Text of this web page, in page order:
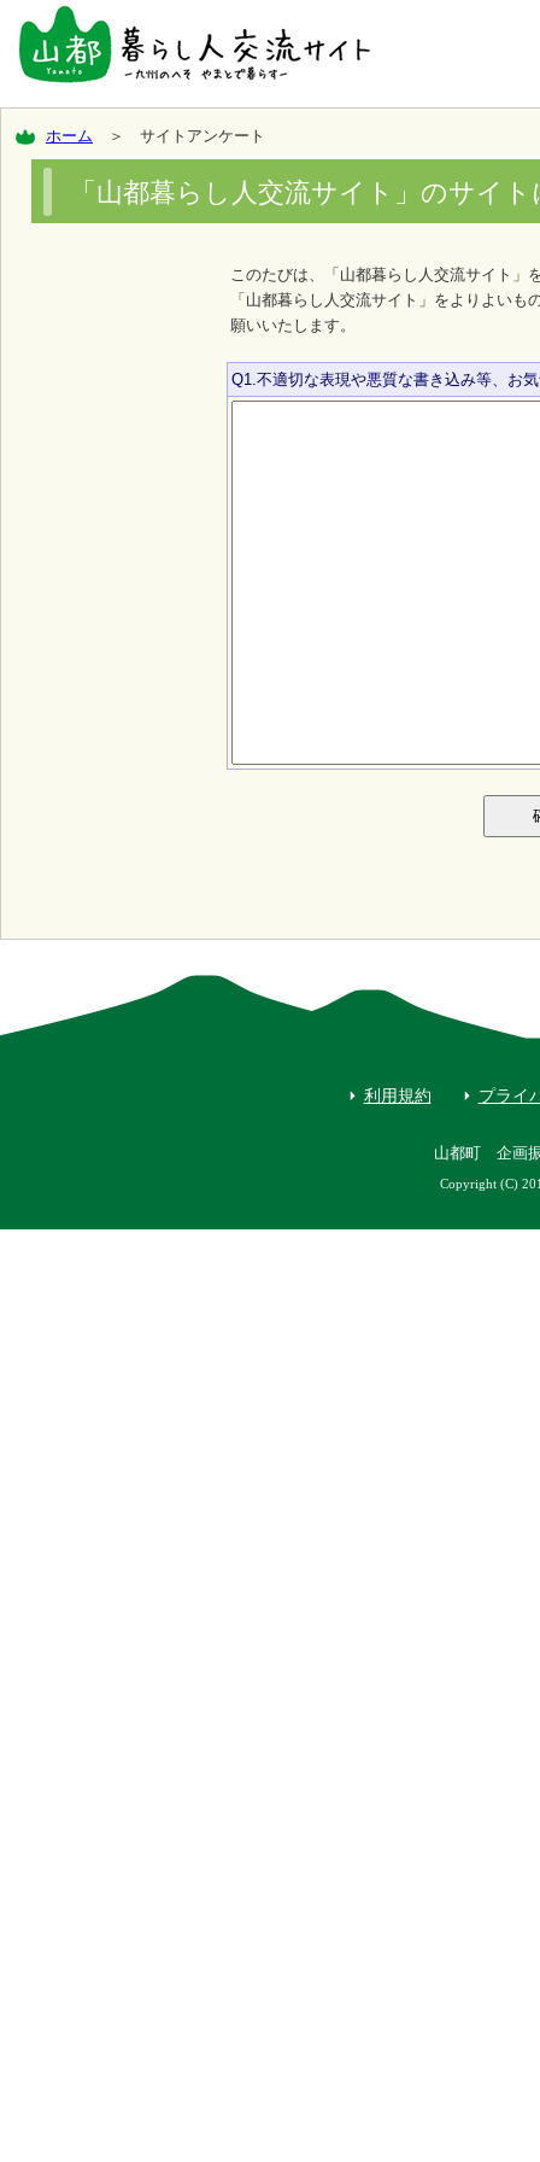
ホーム ＞ サイトアンケート
「山都暮らし人交流サイト」のサイ
このたびは、「山都暮らし人交流サイト」
「山都暮らし人交流サイト」をよりよい
願いいたします。
Q1.不適切な表現や悪質な書き込み等、お
利用規約 プライ
山都町 企画
Copyright (C)